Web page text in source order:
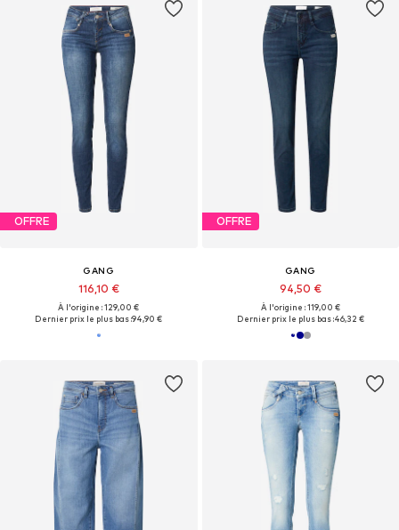
OFFRE
GANG
116,10 €
À l'origine : 129,00 €
Dernier prix le plus bas :94,90 €
OFFRE
GANG
94,50 €
À l'origine : 119,00 €
Dernier prix le plus bas :46,32 €